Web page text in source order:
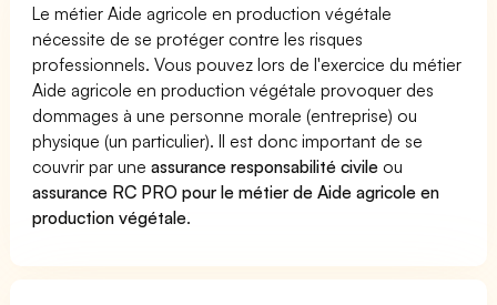
Le métier Aide agricole en production végétale
nécessite de se protéger contre les risques
professionnels. Vous pouvez lors de l'exercice du métier
Aide agricole en production végétale provoquer des
dommages à une personne morale (entreprise) ou
physique (un particulier). Il est donc important de se
couvrir par uneassurance responsabilité civile ou
assurance RC PRO pour le métier de Aide agricole en
production végétale.